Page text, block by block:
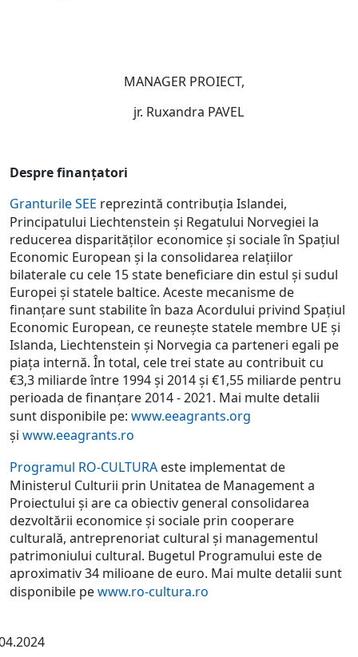
MANAGER PROIECT,
jr. Ruxandra PAVEL
Despre finanțatori
Granturile SEE reprezintă contribuția Islandei,
Principatului Liechtenstein și Regatului Norvegiei la
reducerea disparităților economice și sociale în Spațiul
Economic European și la consolidarea relațiilor
bilaterale cu cele 15 state beneficiare din estul și sudul
Europei și statele baltice. Aceste mecanisme de
finanțare sunt stabilite în baza Acordului privind Spațiul
Economic European, ce reunește statele membre UE și
Islanda, Liechtenstein și Norvegia ca parteneri egali pe
piața internă. În total, cele trei state au contribuit cu
€3,3 miliarde între 1994 și 2014 și €1,55 miliarde pentru
perioada de finanțare 2014 - 2021. Mai multe detalii
sunt disponibile pe: www.eeagrants.org
și www.eeagrants.ro
Programul RO-CULTURA este implementat de
Ministerul Culturii prin Unitatea de Management a
Proiectului și are ca obiectiv general consolidarea
dezvoltării economice și sociale prin cooperare
culturală, antreprenoriat cultural și managementul
patrimoniului cultural. Bugetul Programului este de
aproximativ 34 milioane de euro. Mai multe detalii sunt
disponibile pewww.ro-cultura.ro